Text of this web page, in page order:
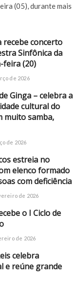
(05), durante mais
recebe concerto
Sinfônica da
feira (20)
de 2026
Ginga – celebra a
cultural do
muito samba,
de 2026
estreia no
elenco formado
com deficiência
de 2026
o I Ciclo de
de 2026
celebra
e reúne grande